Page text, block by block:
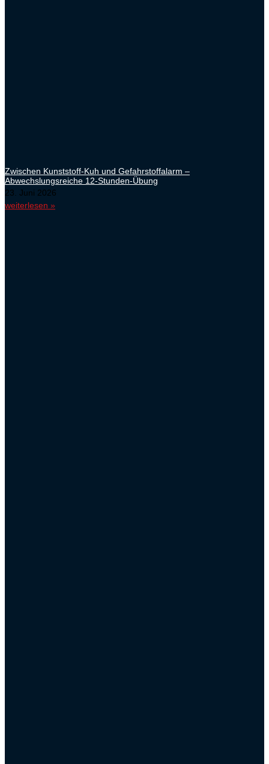
Zwischen Kunststoff-Kuh und Gefahrstoffalarm –
Abwechslungsreiche 12-Stunden-Übung
23. Juni 2026
weiterlesen »